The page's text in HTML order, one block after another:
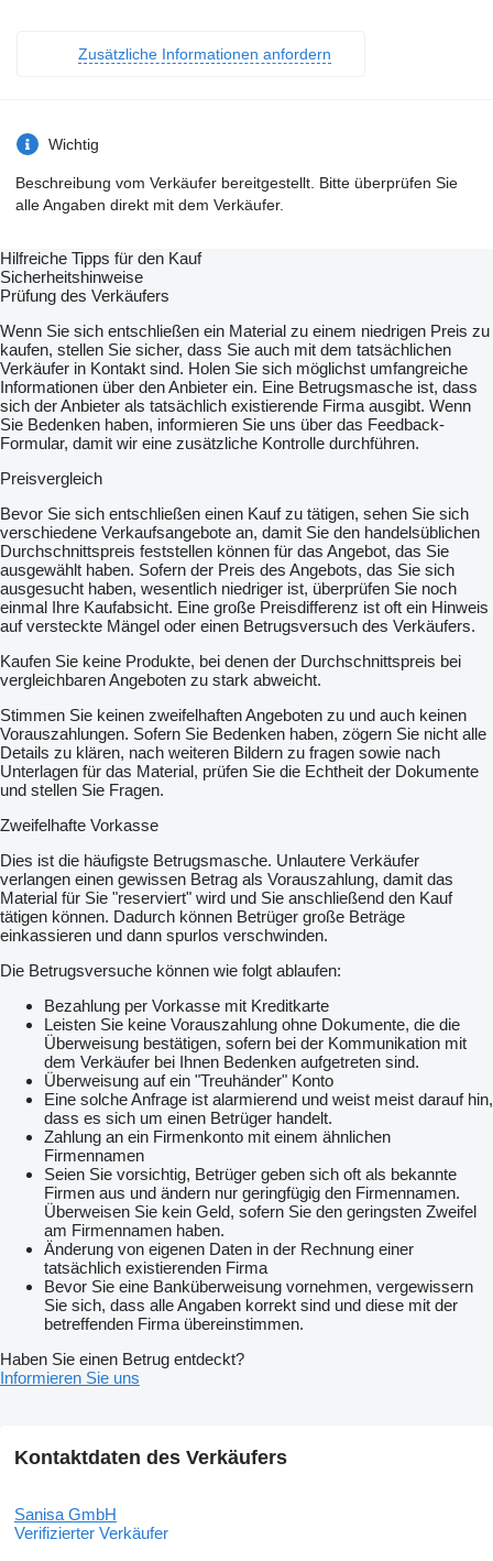
Zusätzliche Informationen anfordern
Wichtig
Beschreibung vom Verkäufer bereitgestellt. Bitte überprüfen Sie
alle Angaben direkt mit dem Verkäufer.
Hilfreiche Tipps für den Kauf
Sicherheitshinweise
Prüfung des Verkäufers
Wenn Sie sich entschließen ein Material zu einem niedrigen Preis zu
kaufen, stellen Sie sicher, dass Sie auch mit dem tatsächlichen
Verkäufer in Kontakt sind. Holen Sie sich möglichst umfangreiche
Informationen über den Anbieter ein. Eine Betrugsmasche ist, dass
sich der Anbieter als tatsächlich existierende Firma ausgibt. Wenn
Sie Bedenken haben, informieren Sie uns über das Feedback-
Formular, damit wir eine zusätzliche Kontrolle durchführen.
Preisvergleich
Bevor Sie sich entschließen einen Kauf zu tätigen, sehen Sie sich
verschiedene Verkaufsangebote an, damit Sie den handelsüblichen
Durchschnittspreis feststellen können für das Angebot, das Sie
ausgewählt haben. Sofern der Preis des Angebots, das Sie sich
ausgesucht haben, wesentlich niedriger ist, überprüfen Sie noch
einmal Ihre Kaufabsicht. Eine große Preisdifferenz ist oft ein Hinweis
auf versteckte Mängel oder einen Betrugsversuch des Verkäufers.
Kaufen Sie keine Produkte, bei denen der Durchschnittspreis bei
vergleichbaren Angeboten zu stark abweicht.
Stimmen Sie keinen zweifelhaften Angeboten zu und auch keinen
Vorauszahlungen. Sofern Sie Bedenken haben, zögern Sie nicht alle
Details zu klären, nach weiteren Bildern zu fragen sowie nach
Unterlagen für das Material, prüfen Sie die Echtheit der Dokumente
und stellen Sie Fragen.
Zweifelhafte Vorkasse
Dies ist die häufigste Betrugsmasche. Unlautere Verkäufer
verlangen einen gewissen Betrag als Vorauszahlung, damit das
Material für Sie "reserviert" wird und Sie anschließend den Kauf
tätigen können. Dadurch können Betrüger große Beträge
einkassieren und dann spurlos verschwinden.
Die Betrugsversuche können wie folgt ablaufen:
Bezahlung per Vorkasse mit Kreditkarte
Leisten Sie keine Vorauszahlung ohne Dokumente, die die
Überweisung bestätigen, sofern bei der Kommunikation mit
dem Verkäufer bei Ihnen Bedenken aufgetreten sind.
Überweisung auf ein "Treuhänder" Konto
Eine solche Anfrage ist alarmierend und weist meist darauf hin,
dass es sich um einen Betrüger handelt.
Zahlung an ein Firmenkonto mit einem ähnlichen
Firmennamen
Seien Sie vorsichtig, Betrüger geben sich oft als bekannte
Firmen aus und ändern nur geringfügig den Firmennamen.
Überweisen Sie kein Geld, sofern Sie den geringsten Zweifel
am Firmennamen haben.
Änderung von eigenen Daten in der Rechnung einer
tatsächlich existierenden Firma
Bevor Sie eine Banküberweisung vornehmen, vergewissern
Sie sich, dass alle Angaben korrekt sind und diese mit der
betreffenden Firma übereinstimmen.
Haben Sie einen Betrug entdeckt?
Informieren Sie uns
Kontaktdaten des Verkäufers
Sanisa GmbH
Verifizierter Verkäufer